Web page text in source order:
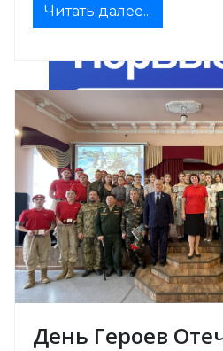
Читать далее...
День Героев